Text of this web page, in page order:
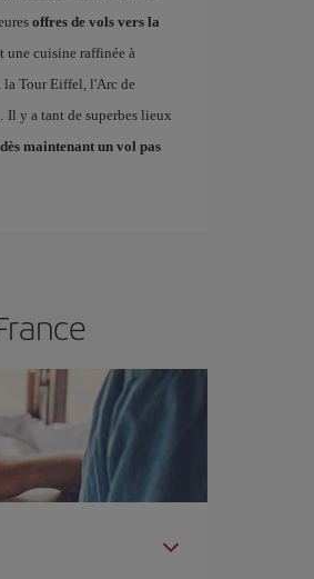
offres de vols vers la
une cuisine raffinée à
Tour Eiffel, l'Arc de
Il y a tant de superbes lieux
maintenant un vol pas